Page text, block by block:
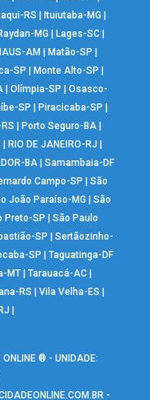
RS Ituiutaba-MG
MG Lages-SC|
AM Matão-SP
SP Monte Alto-SP
|Olímpia-SP |Osasco-
SP Piracicaba-SP
Porto Seguro-BA
RIO DE JANEIRO-RJ
BA| Samambaia-DF
Campo-SP |São
João Paraíso-MG |São
Preto-SP |São Paulo
SP |Sertãozinho-
SP |Taguatinga-DF
MT| Tarauacá-AC|
RS |Vila Velha-ES
ONLINE ® - UNIDADE:
-